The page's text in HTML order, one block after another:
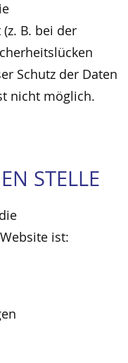
B. bei der
Schutz der Daten
nicht möglich.
STELLE
ist: